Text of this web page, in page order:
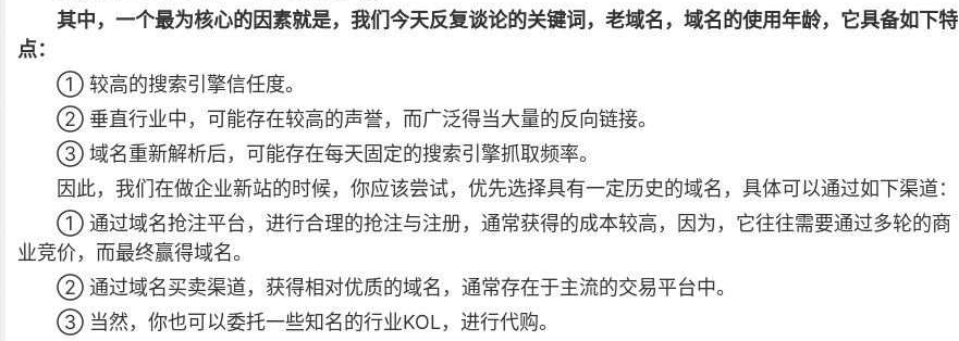
其中，一个最为核心的因素就是，我们今天反复谈论的关键词，老域名，域名的使用年龄，它具备如下特
点：
① 较高的搜索引擎信任度。
② 垂直行业中，可能存在较高的声誉，而广泛得当大量的反向链接。
③ 域名重新解析后，可能存在每天固定的搜索引擎抓取频率。
因此，我们在做企业新站的时候，你应该尝试，优先选择具有一定历史的域名，具体可以通过如下渠道：
① 通过域名抢注平台，进行合理的抢注与注册，通常获得的成本较高，因为，它往往需要通过多轮的商
业竞价，而最终赢得域名。
② 通过域名买卖渠道，获得相对优质的域名，通常存在于主流的交易平台中。
③ 当然，你也可以委托一些知名的行业KOL，进行代购。